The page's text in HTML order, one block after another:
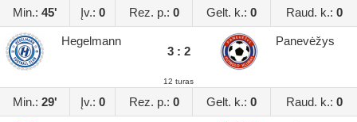
Min.: 45' Įv.: 0 Rez. p.: 0 Gelt. k.: 0 Raud. k.: 0
Hegelmann
3 : 2
Panevėžys
12 turas
Min.: 29' Įv.: 0 Rez. p.: 0 Gelt. k.: 0 Raud. k.: 0